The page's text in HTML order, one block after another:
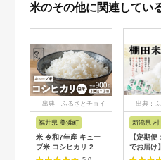
米のその他に関連してい
出典：ふるさとチョイ
ス
福井県 美浜町
米 令和7年産 キュー
ブ米 コシヒカリ 2合
× 3個 計900g 真空パ
出典：
新潟県 村
【定期
でお届け
産米】新